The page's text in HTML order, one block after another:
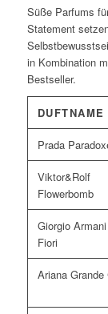
Süße Parfums
Statement
in Kombination
Bestseller.
DUFTNAME
Prada
Viktor&Rolf
Flowerbomb
Giorgio
Fiori
Ariana Grande